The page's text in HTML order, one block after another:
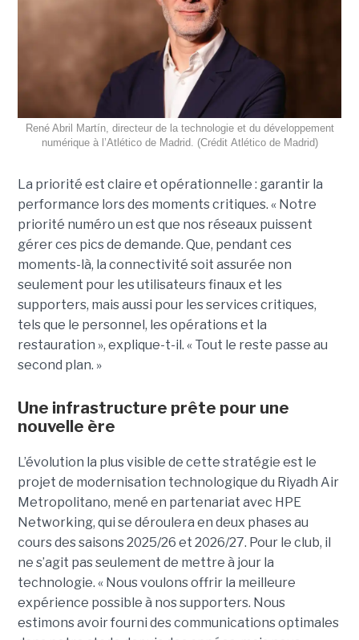
René Abril Martín, directeur de la technologie et du développement
numérique à l’Atlético de Madrid. (Crédit Atlético de Madrid)
La priorité est claire et opérationnelle : garantir la
performance lors des moments critiques. « Notre
priorité numéro un est que nos réseaux puissent
gérer ces pics de demande. Que, pendant ces
moments-là, la connectivité soit assurée non
seulement pour les utilisateurs finaux et les
supporters, mais aussi pour les services critiques,
tels que le personnel, les opérations et la
restauration », explique-t-il. « Tout le reste passe au
second plan. »
Une infrastructure prête pour une
nouvelle ère
L’évolution la plus visible de cette stratégie est le
projet de modernisation technologique du Riyadh Air
Metropolitano, mené en partenariat avec HPE
Networking, qui se déroulera en deux phases au
cours des saisons 2025/26 et 2026/27. Pour le club, il
ne s’agit pas seulement de mettre à jour la
technologie. « Nous voulons offrir la meilleure
expérience possible à nos supporters. Nous
estimons avoir fourni des communications optimales